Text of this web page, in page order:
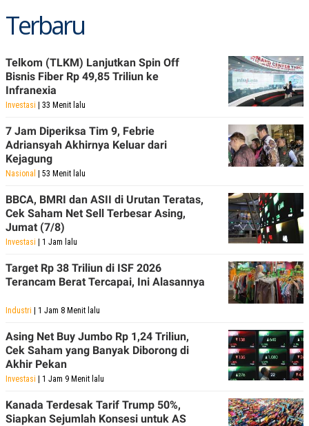
Terbaru
Telkom (TLKM) Lanjutkan Spin Off
Bisnis Fiber Rp 49,85 Triliun ke
Infranexia
Investasi | 33 Menit lalu
7 Jam Diperiksa Tim 9, Febrie
Adriansyah Akhirnya Keluar dari
Kejagung
Nasional | 53 Menit lalu
BBCA, BMRI dan ASII di Urutan Teratas,
Cek Saham Net Sell Terbesar Asing,
Jumat (7/8)
Investasi | 1 Jam lalu
Target Rp 38 Triliun di ISF 2026
Terancam Berat Tercapai, Ini Alasannya
Industri | 1 Jam 8 Menit lalu
Asing Net Buy Jumbo Rp 1,24 Triliun,
Cek Saham yang Banyak Diborong di
Akhir Pekan
Investasi | 1 Jam 9 Menit lalu
Kanada Terdesak Tarif Trump 50%,
Siapkan Sejumlah Konsesi untuk AS